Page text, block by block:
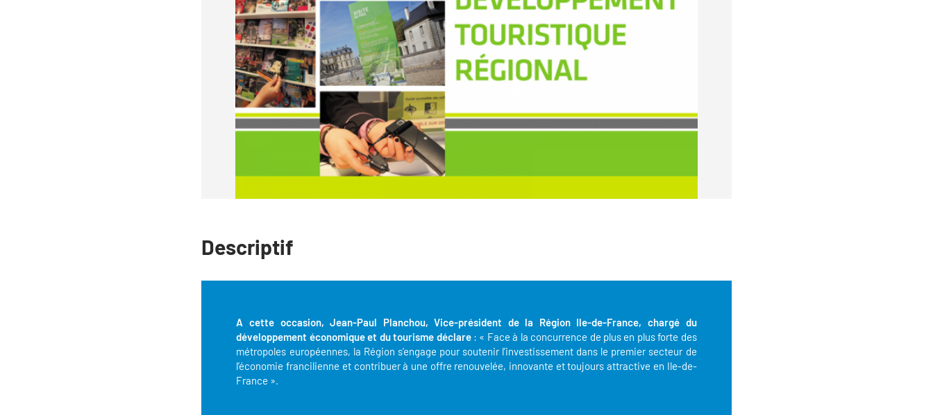
Descriptif
A cette occasion, Jean-Paul Planchou, Vice-président de la Région Ile-de-France, chargé du
développement économique et du tourisme déclare : « Face à la concurrence de plus en plus forte des
métropoles européennes, la Région s’engage pour soutenir l’investissement dans le premier secteur de
l’économie francilienne et contribuer à une offre renouvelée, innovante et toujours attractive en Ile-de-
France ».